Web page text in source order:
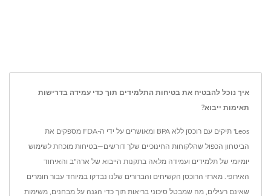
איך נוכל להבטיח את בטיחות התלמידים תוך כדי עמידה בדרישות
תאימות ייבוא?
Leos' תיקים עם רוכסן ללא BPA ומאושרים על ידי ה-FDA מספקים את
הביטחון הכפול שהלקוחות החינוכיים שלך דורשים—בטיחות מוכחת לשימוש
יומיומי של תלמידים ועמידה מלאה בתקנות הייבוא של ארה"ב והאיחוד
האירופי. מארזי הרוכסן הקשיחים והברורים שלנו נבדקו במיוחד עבור חומרים
שאינם רעילים, מה שמבטל סיכוני בריאות תוך כדי הגנה על מבחנים, משימות